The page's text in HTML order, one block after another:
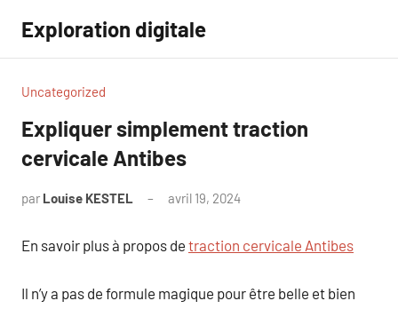
contenu
Exploration digitale
Uncategorized
Expliquer simplement traction
cervicale Antibes
par Louise KESTEL avril 19, 2024
En savoir plus à propos de traction cervicale Antibes
Il n’y a pas de formule magique pour être belle et bien